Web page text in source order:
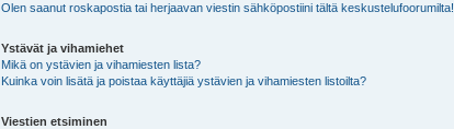
Olen saanut roskapostia tai herjaavan viestin sähköpostiini tältä keskustelufoorumilta!
Ystävät ja vihamiehet
Mikä on ystävien ja vihamiesten lista?
Kuinka voin lisätä ja poistaa käyttäjiä ystävien ja vihamiesten listoilta?
Viestien etsiminen